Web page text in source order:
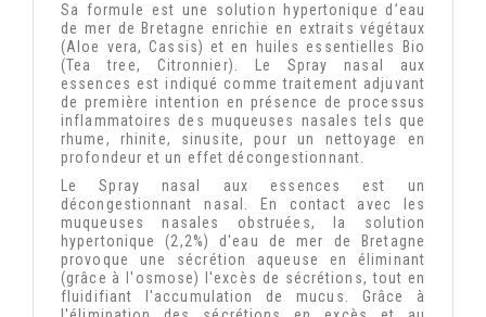
Sa formule est une solution hypertonique d’eau
de mer de Bretagne enrichie en extraits végétaux
(Aloe vera, Cassis) et en huiles essentielles Bio
(Tea tree, Citronnier). Le Spray nasal aux
essences est indiqué comme traitement adjuvant
de première intention en présence de processus
inflammatoires des muqueuses nasales tels que
rhume, rhinite, sinusite, pour un nettoyage en
profondeur et un effet décongestionnant.
Le Spray nasal aux essences est un
décongestionnant nasal. En contact avec les
muqueuses nasales obstruées, la solution
hypertonique (2,2%) d'eau de mer de Bretagne
provoque une sécrétion aqueuse en éliminant
(grâce à l'osmose) l'excès de sécrétions, tout en
fluidifiant l'accumulation de mucus. Grâce à